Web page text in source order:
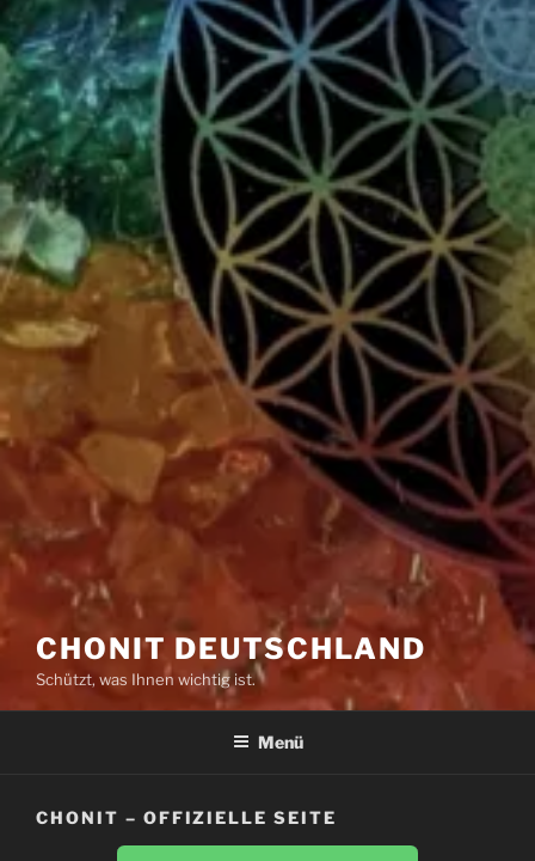
CHONIT DEUTSCHLAND
Schützt, was Ihnen wichtig ist.
Menü
CHONIT – OFFIZIELLE SEITE